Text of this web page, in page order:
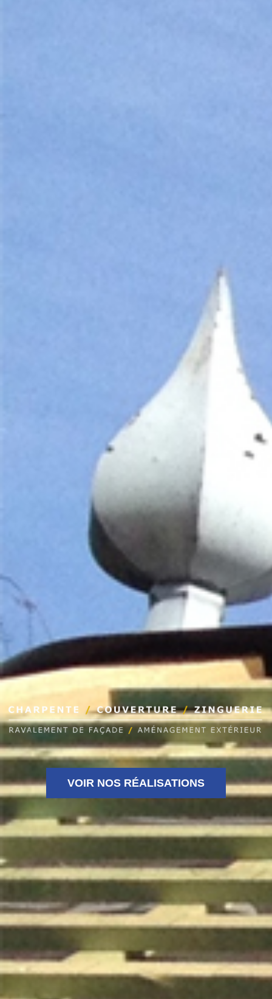
VOIR NOS RÉALISATIONS